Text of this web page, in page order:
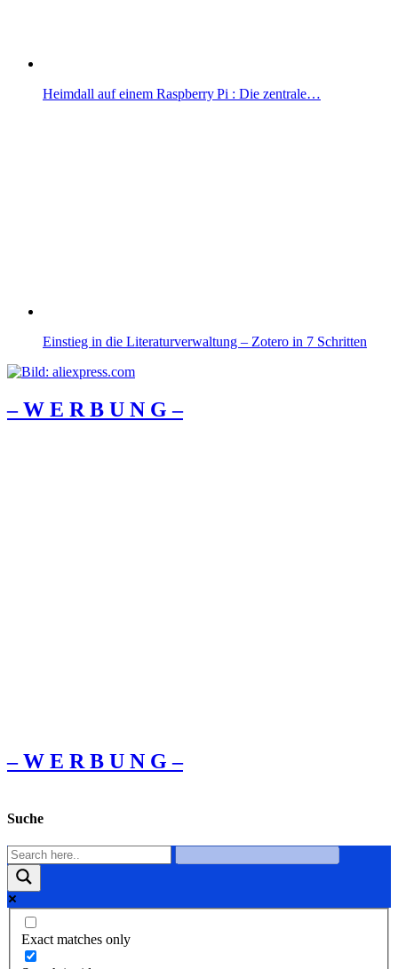
Heimdall auf einem Raspberry Pi : Die zentrale…
Einstieg in die Literaturverwaltung – Zotero in 7 Schritten
– W Ε R Β U Ν G –
– W Ε R Β U Ν G –
Suche
Exact matches only